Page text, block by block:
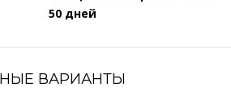
50 дней
ВАРИАНТЫ